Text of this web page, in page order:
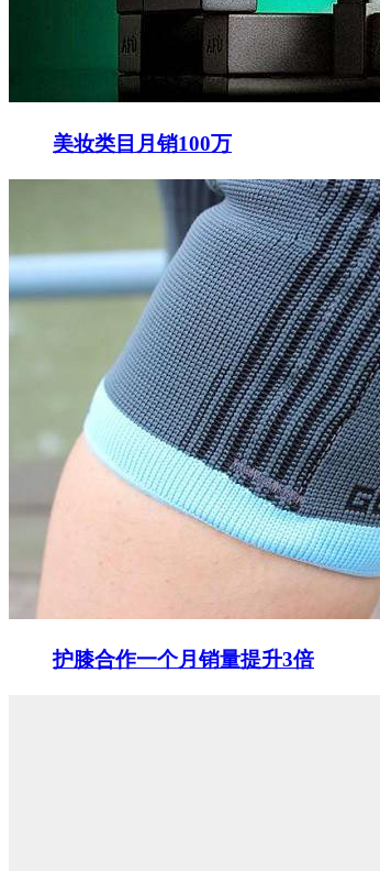
美妆类目月销100万
护膝合作一个月销量提升3倍